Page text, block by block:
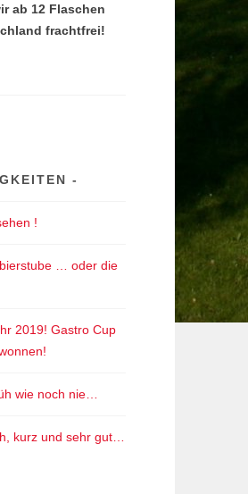
ab 12 Flaschen
frachtfrei!
!
… oder die
2019! Gastro Cup
wie noch nie…
kurz und sehr gut…